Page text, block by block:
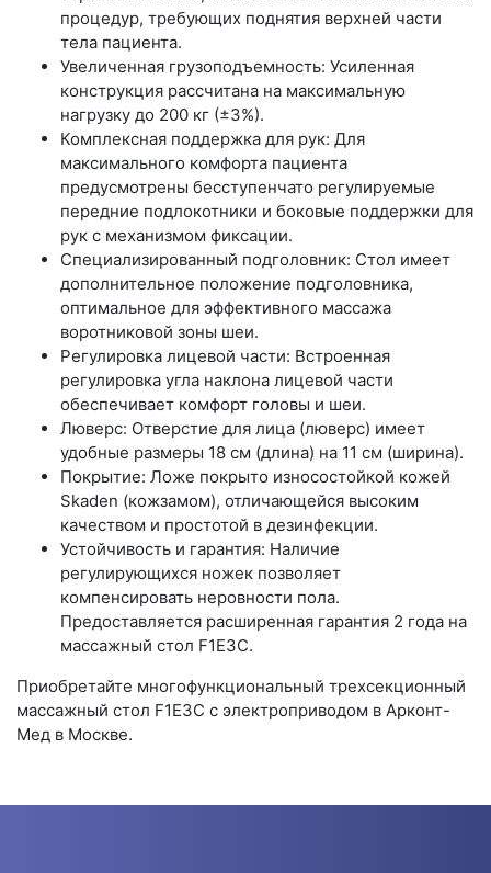
процедур, требующих поднятия верхней части
тела пациента.
Увеличенная грузоподъемность: Усиленная
конструкция рассчитана на максимальную
нагрузку до 200 кг (±3%).
Комплексная поддержка для рук: Для
максимального комфорта пациента
предусмотрены бесступенчато регулируемые
передние подлокотники и боковые поддержки для
рук с механизмом фиксации.
Специализированный подголовник: Стол имеет
дополнительное положение подголовника,
оптимальное для эффективного массажа
воротниковой зоны шеи.
Регулировка лицевой части: Встроенная
регулировка угла наклона лицевой части
обеспечивает комфорт головы и шеи.
Люверс: Отверстие для лица (люверс) имеет
удобные размеры 18 см (длина) на 11 см (ширина).
Покрытие: Ложе покрыто износостойкой кожей
Skaden (кожзамом), отличающейся высоким
качеством и простотой в дезинфекции.
Устойчивость и гарантия: Наличие
регулирующихся ножек позволяет
компенсировать неровности пола.
Предоставляется расширенная гарантия 2 года на
массажный стол F1E3C.
Приобретайте многофункциональный трехсекционный
массажный стол F1E3C с электроприводом в Арконт-
Мед в Москве.